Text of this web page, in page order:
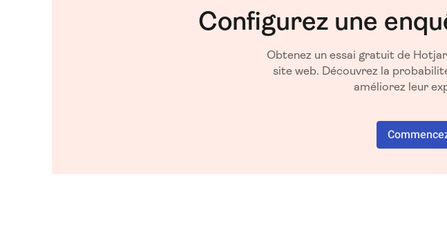
Configurez une
Obtenez un essai gratuit de
site web. Découvrez la
améliorez leur